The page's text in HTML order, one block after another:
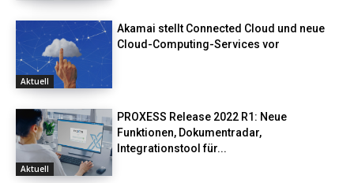
Aktuell
Akamai stellt Connected Cloud und neue
Cloud-Computing-Services vor
Aktuell
PROXESS Release 2022 R1: Neue
Funktionen, Dokumentradar,
Integrationstool für...